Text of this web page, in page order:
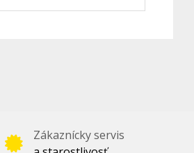
Zákaznícky servis